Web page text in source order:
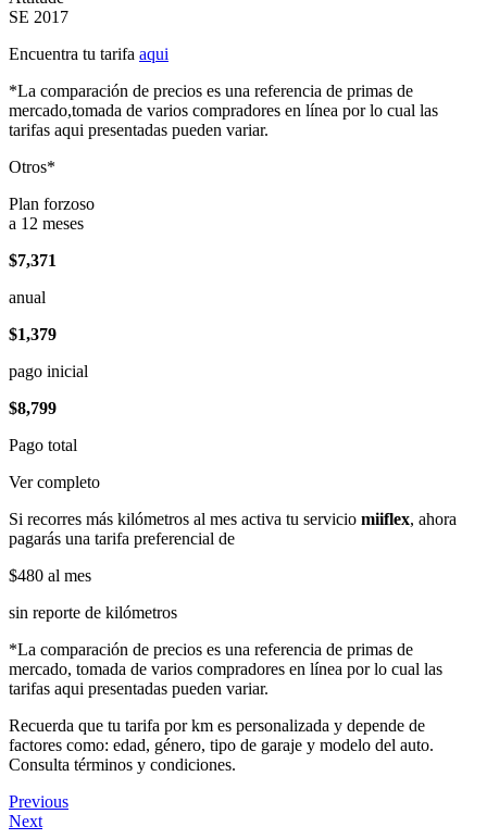
SE 2017
Encuentra tu tarifa aqui
*La comparación de precios es una referencia de primas de
mercado,tomada de varios compradores en línea por lo cual las
tarifas aqui presentadas pueden variar.
Otros*
Plan forzoso
a 12 meses
$7,371
anual
$1,379
pago inicial
$8,799
Pago total
Ver completo
Si recorres más kilómetros al mes activa tu servicio miiflex, ahora
pagarás una tarifa preferencial de
$480 al mes
sin reporte de kilómetros
*La comparación de precios es una referencia de primas de
mercado, tomada de varios compradores en línea por lo cual las
tarifas aqui presentadas pueden variar.
Recuerda que tu tarifa por km es personalizada y depende de
factores como: edad, género, tipo de garaje y modelo del auto.
Consulta términos y condiciones.
Previous
Next